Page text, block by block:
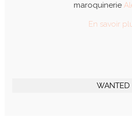
maroquinerie
En savoir
WANTED